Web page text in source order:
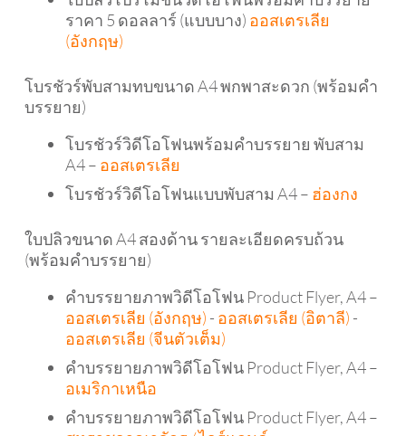
ราคา 5 ดอลลาร์ (แบบบาง) ออสเตรเลีย
(อังกฤษ)
โบรชัวร์พับสามทบขนาด A4 พกพาสะดวก (พร้อมคำ
บรรยาย)
โบรชัวร์วิดีโอโฟนพร้อมคำบรรยาย พับสาม
A4 – ออสเตรเลีย
โบรชัวร์วิดีโอโฟนแบบพับสาม A4 – ฮ่องกง
ใบปลิวขนาด A4 สองด้าน รายละเอียดครบถ้วน
(พร้อมคำบรรยาย)
คำบรรยายภาพวิดีโอโฟน Product Flyer, A4 –
ออสเตรเลีย (อังกฤษ) - ออสเตรเลีย (อิตาลี) -
ออสเตรเลีย (จีนตัวเต็ม)
คำบรรยายภาพวิดีโอโฟน Product Flyer, A4 –
อเมริกาเหนือ
คำบรรยายภาพวิดีโอโฟน Product Flyer, A4 –